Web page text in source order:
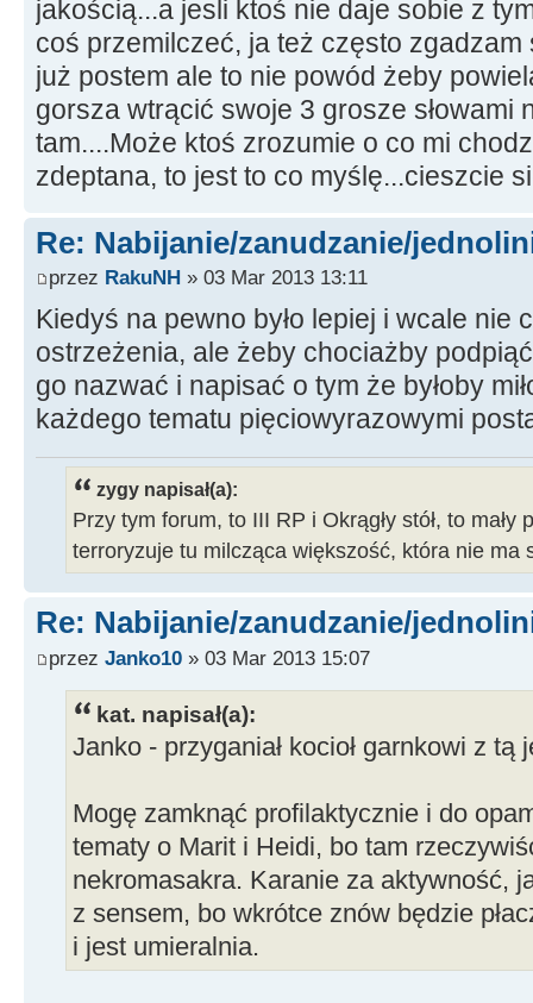
jakością...a jesli ktoś nie daje sobie z
coś przemilczeć, ja też często
już postem ale to nie powód żeby
gorsza wtrącić swoje 3 grosze słowami
tam....Może ktoś zrozumie o co mi
zdeptana, to jest to co myślę...cieszcie
Re: Nabijanie/zanudzanie/
przez RakuNH » 03 Mar 2013 13:11
Kiedyś na pewno było lepiej i wcale nie
ostrzeżenia, ale żeby chociażby
go nazwać i napisać o tym że byłoby
każdego tematu pięciowyrazowymi
zygy napisał(a):
Przy tym forum, to III RP i Okrągły stół, to
terroryzuje tu milcząca większość, która nie ma
Re: Nabijanie/zanudzanie/
przez Janko10 » 03 Mar 2013 15:07
kat. napisał(a):
Janko - przyganiał kocioł garnkowi z
Mogę zamknąć profilaktycznie i do
tematy o Marit i Heidi, bo tam
nekromasakra. Karanie za aktywność,
z sensem, bo wkrótce znów będzie
i jest umieralnia.